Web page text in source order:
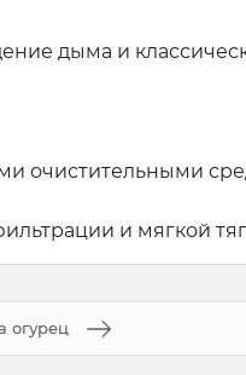
дыма и
очистительными
и мягкой
огурец